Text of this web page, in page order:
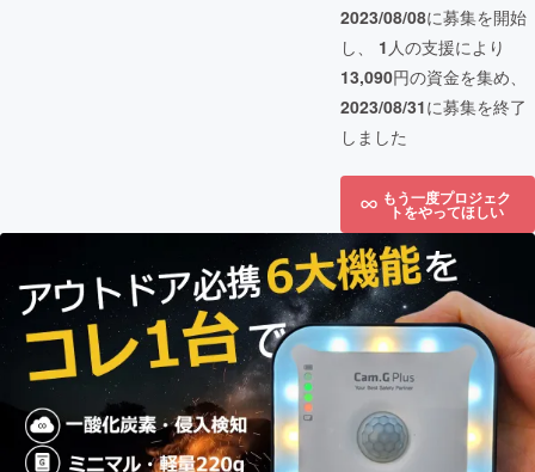
2023/08/08に募集を開始
し、 1 人の支援により
13,090円の資金を集め、
2023/08/31に募集を終了
しました
もう一度プロジェク
トをやってほしい